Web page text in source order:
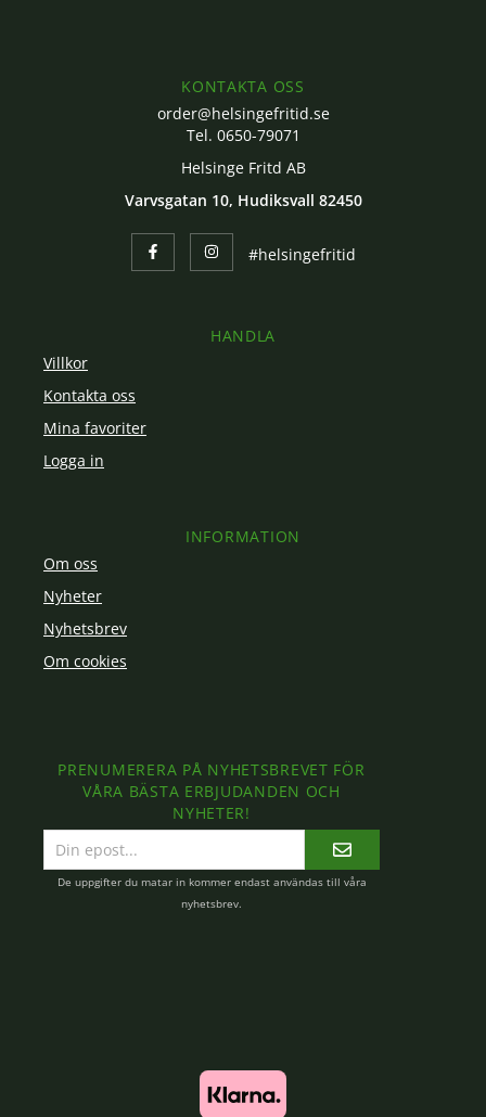
KONTAKTA OSS
order@helsingefritid.se
Tel. 0650-79071
Helsinge Fritd AB
Varvsgatan 10, Hudiksvall 82450
#helsingefritid
HANDLA
Villkor
Kontakta oss
Mina favoriter
Logga in
INFORMATION
Om oss
Nyheter
Nyhetsbrev
Om cookies
PRENUMERERA PÅ NYHETSBREVET FÖR
VÅRA BÄSTA ERBJUDANDEN OCH
NYHETER!
postadress
De uppgifter du matar in kommer endast användas till våra
nyhetsbrev.